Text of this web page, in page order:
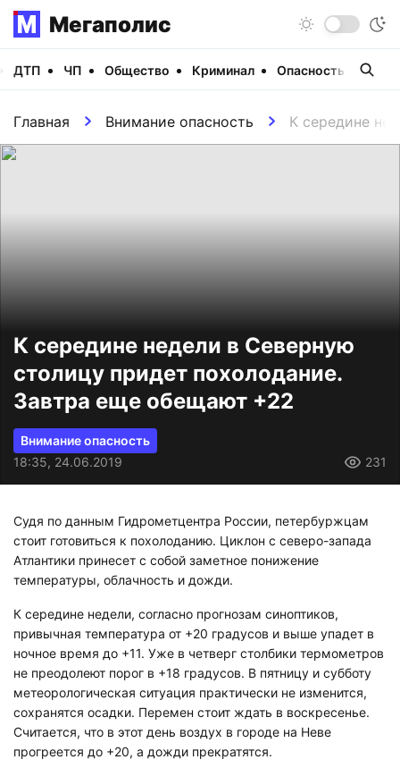
Мегаполис
ДТП ЧП Общество Криминал Опасность
Главная Внимание опасность К середине
К середине недели в Северную
столицу придет похолодание.
Завтра еще обещают +22
Внимание опасность
18:35, 24.06.2019
231
Судя по данным Гидрометцентра России, петербуржцам
стоит готовиться к похолоданию. Циклон с северо-запада
Атлантики принесет с собой заметное понижение
температуры, облачность и дожди.
К середине недели, согласно прогнозам синоптиков,
привычная температура от +20 градусов и выше упадет в
ночное время до +11. Уже в четверг столбики термометров
не преодолеют порог в +18 градусов. В пятницу и субботу
метеорологическая ситуация практически не изменится,
сохранятся осадки. Перемен стоит ждать в воскресенье.
Считается, что в этот день воздух в городе на Неве
прогреется до +20, а дожди прекратятся.